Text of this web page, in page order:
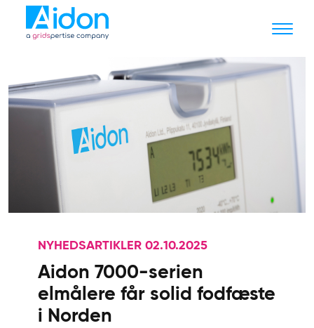
NYHEDSARTIKLER 02.10.2025
Aidon 7000-serien
elmålere får solid fodfæste
i Norden